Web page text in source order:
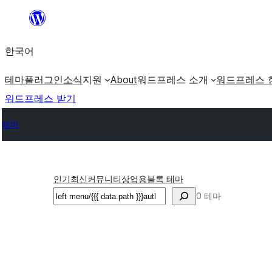
츠
로
로
가
한국어
테마플러그인소식지원 About워드프레스 소개 워드프레스
워드프레스 받기
테마
인기최신커뮤니티상업용블록 테마
검
0 테마